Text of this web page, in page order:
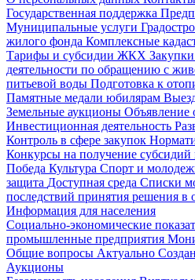
Государственная поддержка
Муниципальные услуги
жилого фонда Комплексные
Тарифы и субсидии ЖКХ Закупки
деятельности по обращению с
питьевой воды Подготовка к
Памятные медали юбилярам
Земельные аукционы Объявление
Инвестиционная деятельность
Контроль в сфере закупок
Конкурсы на получение
Победа Культура Спорт и
защита Доступная среда Списки
последствий принятия решения в
Информация для населения
Социально-экономические
промышленные предприятия
Общие вопросы Актуально
Аукционы